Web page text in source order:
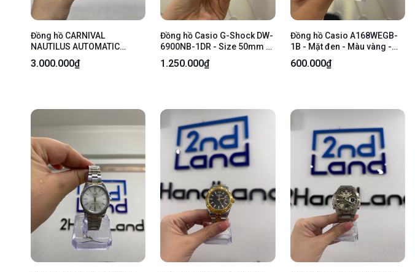
Đồng hồ CARNIVAL
NAUTILUS AUTOMATIC
8108G-VH-DD-N - 40mm -
Màu Gold - Ngoại hình 97% -
3.000.000₫
Đồng hồ Casio G-Shock DW-
6900NB-1DR - Size 50mm -
Màu đen - Ngoại hình: 98% -
Body
1.250.000₫
Đồng hồ Casio A168WEGB-
1B - Mặt đen - Màu vàng -
Ngoại hình: 97% - Xước kính ,
trầy mặt đế nhiều - Body
600.000₫